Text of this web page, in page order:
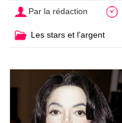
Par la rédaction
Les stars et l’argent